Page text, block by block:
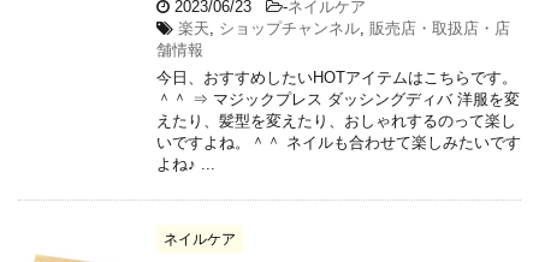
2023/06/23 -ネイルケア
楽天, ショップチャンネル, 販売店・取扱店・店
舗情報
今日、おすすめしたいHOTアイテムはこちらです。
＾＾ ⇒ マジックプレス ダッシングディバ 洋服を変
えたり、髪型を変えたり、おしゃれするのって楽し
いですよね。＾＾ ネイルも合わせて楽しみたいです
よね♪ ...
ネイルケア